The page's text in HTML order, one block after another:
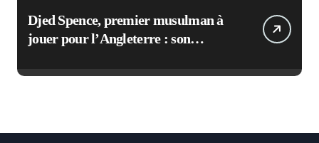
Djed Spence, premier musulman à
jouer pour l’Angleterre : son
2026